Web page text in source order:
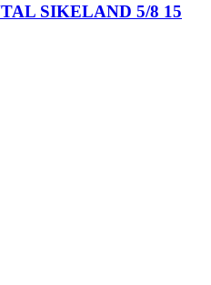
SIKELAND 5/8 15